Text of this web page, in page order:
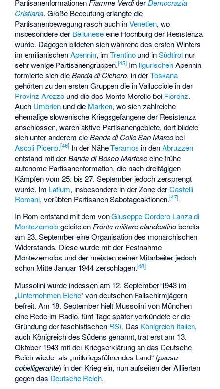
Partisanenformationen Fiamme VerdiderDemocrazia
Cristiana. Große Bedeutung erlangte die
Partisanenbewegung rasch auch inVenetien, wo
insbesondere der Belluneseeine Hochburg der Resistenza
wurde. Dagegen bildeten sich während des ersten Winters
im emilianischenApennin, imTrentino und inSüdtirol nur
sehr wenige Partisanengruppen.[45] Im ligurischenApennin
formierte sich dieBanda di Cichero, in derToskana
gehörten zu den ersten Gruppen die in Vallucciole in der
Provinz Arezzo und die des Monte Morellobei Florenz.
Auch Umbrien und die Marken, wo sich zahlreiche
ehemalige slowenische Kriegsgefangene der Resistenza
anschlossen, waren aktive Partisanengebiete, dort bildete
sich unter anderem dieBanda di Colle San Marcobei
Ascoli Piceno.[46] In der NäheTeramos in denAbruzzen
entstand mit derBanda di Bosco Marteseeine frühe
autonome Partisanenformation, die nach dreitägigen
Kämpfen vom 25. bis 27. September jedoch zersprengt
wurde. Im Latium, insbesondere in der Zone derCastelli
Romani, verübten Partisanen Sabotageaktionen.[47]
In Rom entstand mit dem vonGiuseppe Cordero Lanza di
MontezemologeleitetenFronte militare clandestinobereits
am 23. September eine Organisation des monarchischen
Widerstands. Diese wurde mit der Festnahme
Montezemolos und der meisten seiner Mitarbeiter jedoch
schon Mitte Januar 1944 zerschlagen.[48]
Mussolini wurde indessen am 12. September 1943 im
„Unternehmen Eiche“ von deutschen Fallschirmjägern
befreit. Am 18. September hielt Mussolini von München
eine Rede im Radio, fünf Tage später verkündete er die
Gründung der faschistischen RSI. Das Königreich Italien,
auch Königreich des Südens genannt, trat erst am 13.
Oktober 1943 mit der Kriegserklärung an das Deutsche
Reichwieder als „mitkriegsführendes Land“ (paese
cobelligerante) in den Krieg ein, nun aufseiten der Alliierten
gegen das Deutsche Reich.